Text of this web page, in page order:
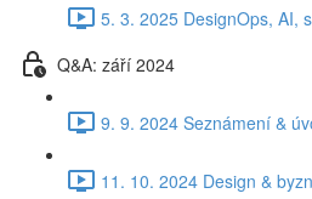
5. 3. 2025 DesignOps, AI,
Q&A: září 2024
9. 9. 2024 Seznámení &
11. 10. 2024 Design &